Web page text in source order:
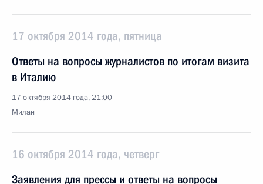
17 октября 2014 года, пятница
Ответы на вопросы журналистов по итогам визита
в Италию
17 октября 2014 года, 21:00
Милан
16 октября 2014 года, четверг
Заявления для прессы и ответы на вопросы